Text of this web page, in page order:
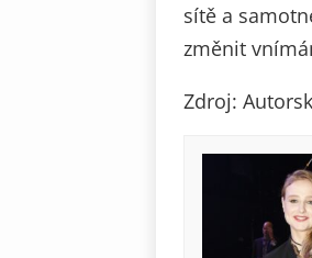
sítě a
změnit
Zdroj: